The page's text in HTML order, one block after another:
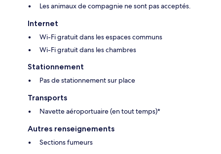
Les animaux de compagnie ne sont pas acceptés.
Internet
Wi-Fi gratuit dans les espaces communs
Wi-Fi gratuit dans les chambres
Stationnement
Pas de stationnement sur place
Transports
Navette aéroportuaire (en tout temps)*
Autres renseignements
Sections fumeurs